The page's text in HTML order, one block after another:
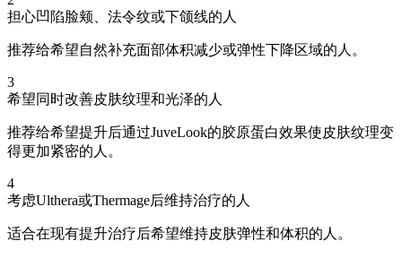
担心凹陷脸颊、法令纹或下颌线的人
推荐给希望自然补充面部体积减少或弹性下降区域的人。
3
希望同时改善皮肤纹理和光泽的人
推荐给希望提升后通过JuveLook的胶原蛋白效果使皮肤纹理变
得更加紧密的人。
4
考虑Ulthera或Thermage后维持治疗的人
适合在现有提升治疗后希望维持皮肤弹性和体积的人。